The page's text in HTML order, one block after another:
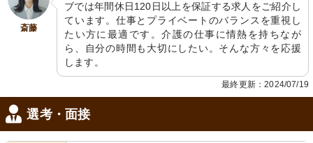
斎藤
ブでは年間休日120日以上を保証する求人をご紹介し
ています。仕事とプライベートのバランスを重視し
たい方に最適です。介護の仕事に情熱を持ちなが
ら、自分の時間も大切にしたい。そんな方々を応援
します。
最終更新：2024/07/19
選考・面接